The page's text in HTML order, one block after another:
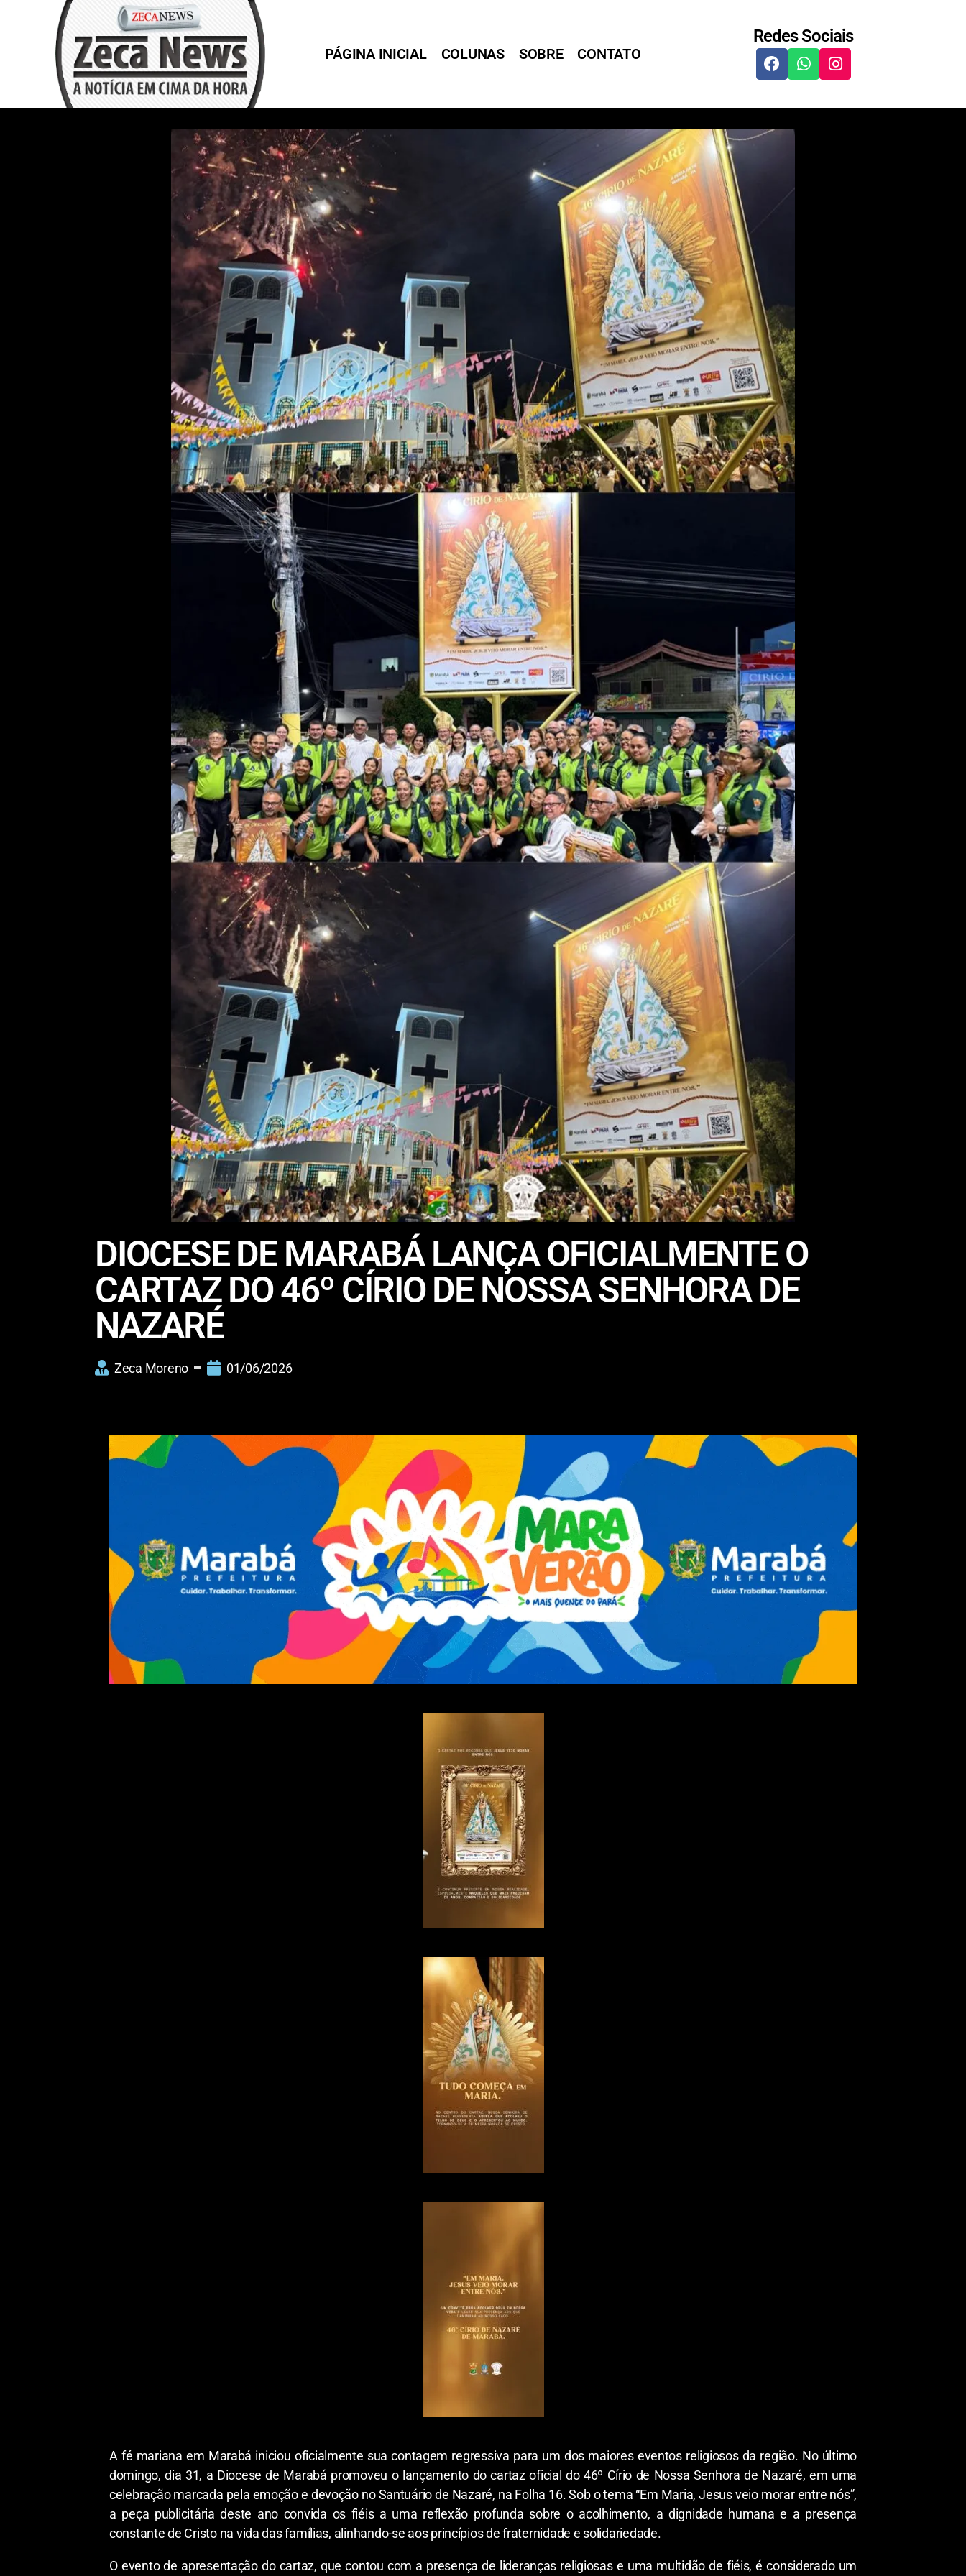
PÁGINA INICIAL COLUNAS SOBRE CONTATO
Redes Sociais
DIOCESE DE MARABÁ LANÇA OFICIALMENTE O
CARTAZ DO 46º CÍRIO DE NOSSA SENHORA DE
NAZARÉ
Zeca Moreno 01/06/2026
A fé mariana em Marabá iniciou oficialmente sua contagem regressiva para um dos maiores eventos religiosos da região. No último
domingo, dia 31, a Diocese de Marabá promoveu o lançamento do cartaz oficial do 46º Círio de Nossa Senhora de Nazaré, em uma
celebração marcada pela emoção e devoção no Santuário de Nazaré, na Folha 16. Sob o tema “Em Maria, Jesus veio morar entre nós”,
a peça publicitária deste ano convida os fiéis a uma reflexão profunda sobre o acolhimento, a dignidade humana e a presença
constante de Cristo na vida das famílias, alinhando-se aos princípios de fraternidade e solidariedade.
O evento de apresentação do cartaz, que contou com a presença de lideranças religiosas e uma multidão de fiéis, é considerado um